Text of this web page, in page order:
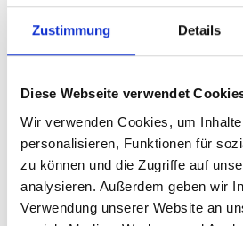
Zustimmung Details
Diese Webseite verwendet
Wir verwenden Cookies, um
personalisieren, Funktionen für
zu können und die Zugriffe auf
analysieren. Außerdem geben wir
Verwendung unserer Website an